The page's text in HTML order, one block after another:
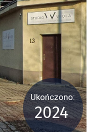
Ukończono:
2024